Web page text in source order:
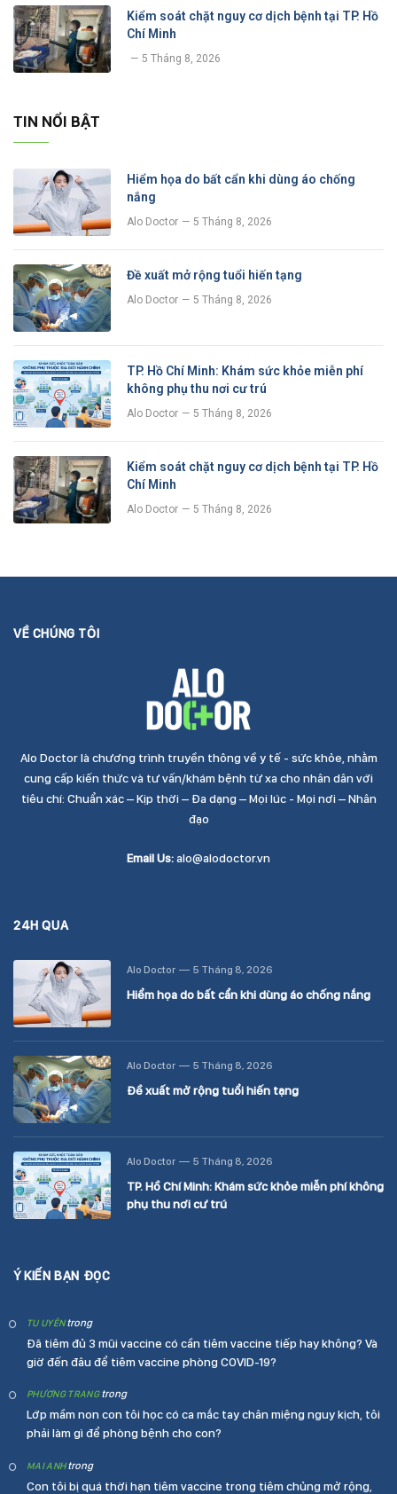
Kiểm soát chặt nguy cơ dịch bệnh tại TP. Hồ
Chí Minh
5 Tháng 8, 2026
TIN NỔI BẬT
Hiểm họa do bất cẩn khi dùng áo chống
nắng
Alo Doctor 5 Tháng 8, 2026
Đề xuất mở rộng tuổi hiến tạng
Alo Doctor 5 Tháng 8, 2026
TP. Hồ Chí Minh: Khám sức khỏe miễn phí
không phụ thu nơi cư trú
Alo Doctor 5 Tháng 8, 2026
Kiểm soát chặt nguy cơ dịch bệnh tại TP. Hồ
Chí Minh
Alo Doctor 5 Tháng 8, 2026
VỀ CHÚNG TÔI
Alo Doctor là chương trình truyền thông về y tế - sức khỏe, nhằm
cung cấp kiến thức và tư vấn/khám bệnh từ xa cho nhân dân với
tiêu chí: Chuẩn xác – Kịp thời – Đa dạng – Mọi lúc - Mọi nơi – Nhân
đạo
Email Us:alo@alodoctor.vn
24H QUA
Alo Doctor 5 Tháng 8, 2026
Hiểm họa do bất cẩn khi dùng áo chống nắng
Alo Doctor 5 Tháng 8, 2026
Đề xuất mở rộng tuổi hiến tạng
Alo Doctor 5 Tháng 8, 2026
TP. Hồ Chí Minh: Khám sức khỏe miễn phí không
phụ thu nơi cư trú
Ý KIẾN BẠN ĐỌC
TU UYÊNtrong
Đã tiêm đủ 3 mũi vaccine có cần tiêm vaccine tiếp hay không? Và
giờ đến đâu để tiêm vaccine phòng COVID-19?
PHƯƠNG TRANGtrong
Lớp mầm non con tôi học có ca mắc tay chân miệng nguy kịch, tôi
phải làm gì để phòng bệnh cho con?
MAI ANHtrong
Con tôi bị quá thời hạn tiêm vaccine trong tiêm chủng mở rộng,